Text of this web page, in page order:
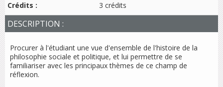
Crédits : 3 crédits
DESCRIPTION :
Procurer à l'étudiant une vue d'ensemble de l'histoire de la
philosophie sociale et politique, et lui permettre de se
familiariser avec les principaux thèmes de ce champ de
réflexion.